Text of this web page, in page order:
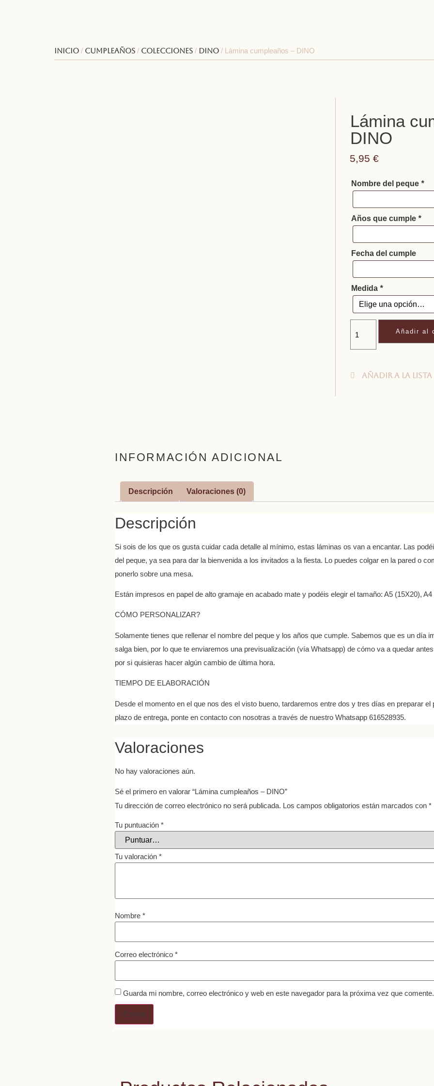
Inicio / Cumpleaños / Colecciones / Dino / Lámina cumpleaños – DINO
Lámina
DINO
5,95 €
Nombre del peque *
Años que cumple *
Fecha del cumple
Medida *
Añadir al
Añadir a la lista
INFORMACIÓN ADICIONAL
Descripción Valoraciones (0)
Descripción
Si sois de los que os gusta cuidar cada detalle al mínimo, estas láminas os van a encantar. Las
del peque, ya sea para dar la bienvenida a los invitados a la fiesta. Lo puedes colgar en la pared o
ponerlo sobre una mesa.
Están impresos en papel de alto gramaje en acabado mate y podéis elegir el tamaño: A5 (15X20),
CÓMO PERSONALIZAR?
Solamente tienes que rellenar el nombre del peque y los años que cumple. Sabemos que es un día
salga bien, por lo que te enviaremos una previsualización (vía Whatsapp) de cómo va a quedar
por si quisieras hacer algún cambio de última hora.
TIEMPO DE ELABORACIÓN
Desde el momento en el que nos des el visto bueno, tardaremos entre dos y tres días en preparar
plazo de entrega, ponte en contacto con nosotras a través de nuestro Whatsapp 616528935.
Valoraciones
No hay valoraciones aún.
Sé el primero en valorar “Lámina cumpleaños – DINO”
Tu dirección de correo electrónico no será publicada. Los campos obligatorios están marcados con *
Tu puntuación *
Tu valoración *
Nombre *
Correo electrónico *
Guarda mi nombre, correo electrónico y web en este navegador para la próxima vez que comente.